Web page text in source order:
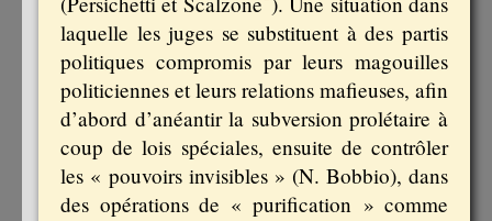
laquelle les juges se substituent à des partis
politiques compromis par leurs magouilles
politiciennes et leurs relations mafieuses, afin
d’abord d’anéantir la subversion prolétaire à
coup de lois spéciales, ensuite de contrôler
les « pouvoirs invisibles » (N. Bobbio), dans
des opérations de « purification » comme